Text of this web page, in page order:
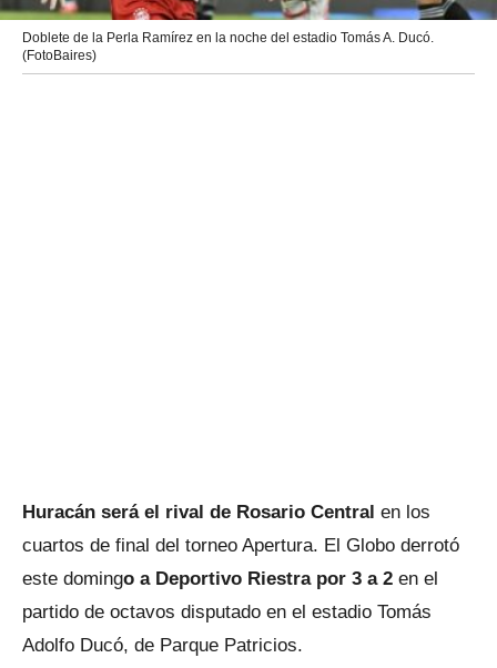
Doblete de la Perla Ramírez en la noche del estadio Tomás A. Ducó.
(FotoBaires)
Huracán será el rival de Rosario Central en los
cuartos de final del torneo Apertura. El Globo derrotó
este domingo a Deportivo Riestra por 3 a 2 en el
partido de octavos disputado en el estadio Tomás
Adolfo Ducó, de Parque Patricios.